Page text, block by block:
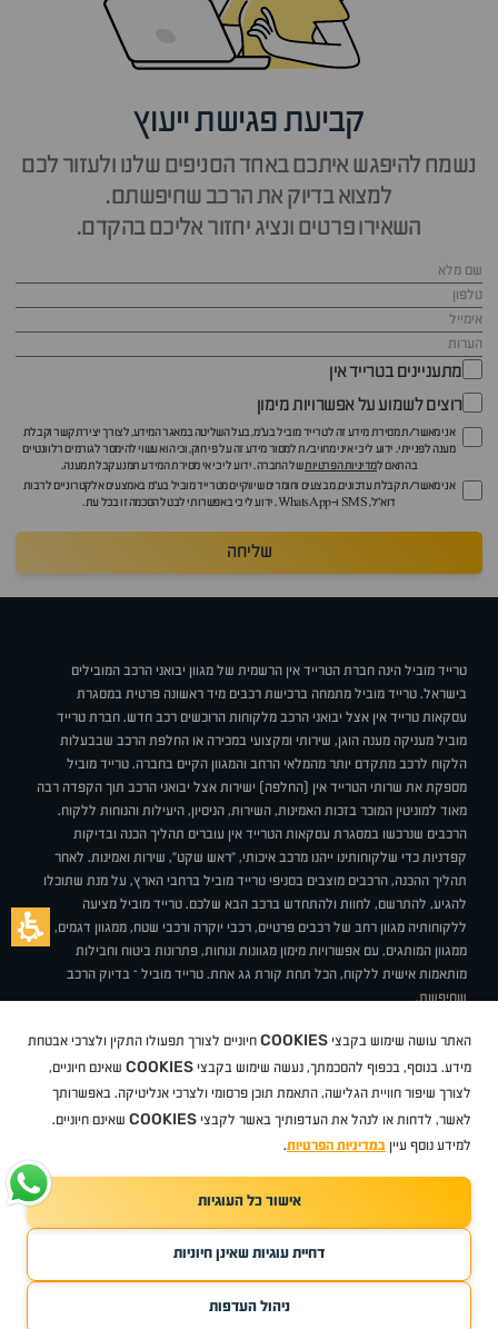
קביעת פגישת ייעוץ
נשמח להיפגש איתכם באחד הסניפים שלנו ולעזור לכם
למצוא בדיוק את הרכב שחיפשתם.
השאירו פרטים ונציג יחזור אליכם בהקדם.
מתעניינים בטרייד אין
רוצים לשמוע על אפשרויות מימון
אני מאשר/ת מסירת מידע זה לטרייד מוביל בע"מ, בעל השליטה במאגר המידע, לצורך יצירת קשר וקבלת
מענה לפנייתי. ידוע לי כי איני מחויב/ת למסור מידע זה על פי חוק, וכי הוא עשוי להימסר לגורמים רלוונטיים
בהתאם למדיניות הפרטיותשל החברה. ידוע לי כי אי מסירת המידע תמנע קבלת מענה.
אני מאשר/ת קבלת עדכונים, מבצעים וחומרים שיווקיים מטרייד מוביל בע"מ באמצעים אלקטרוניים לרבות
דוא״ל, SMS ו-WhatsApp. ידוע לי כי באפשרותי לבטל הסכמה זו בכל עת.
שליחה
טרייד מוביל הינה חברת הטרייד אין הרשמית של מגוון יבואני הרכב המובילים
בישראל. טרייד מוביל מתמחה ברכישת רכבים מיד ראשונה פרטית במסגרת
עסקאות טרייד אין אצל יבואני הרכב מלקוחות הרוכשים רכב חדש. חברת טרייד
מוביל מעניקה מענה הוגן, שירותי ומקצועי במכירה או החלפת הרכב שבבעלות
הלקוח לרכב מתקדם יותר מהמלאי הרחב והמגוון הקיים בחברה. טרייד מוביל
מספקת את שרותי הטרייד אין (החלפה) ישירות אצל יבואני הרכב תוך הקפדה רבה
מאוד למוניטין המוכר בזכות האמינות, השירות, הניסיון, היעילות והנוחות ללקוח.
הרכבים שנרכשו במסגרת עסקאות הטרייד אין עוברים תהליך הכנה ובדיקות
קפדניות כדי שלקוחותינו ייהנו מרכב איכותי, "ראש שקט", שירות ואמינות. לאחר
תהליך ההכנה, הרכבים מוצבים בסניפי טרייד מוביל ברחבי הארץ, על מנת שתוכלו
להגיע, להתרשם, לחוות ולהתחדש ברכב הבא שלכם. טרייד מוביל מציעה
ללקוחותיה מגוון רחב של רכבים פרטיים, רכבי יוקרה ורכבי שטח, ממגוון דגמים,
ממגוון המותגים, עם אפשרויות מימון מגוונות ונוחות, פתרונות ביטוח וחבילות
מותאמות אישית ללקוח, הכל תחת קורת גג אחת. טרייד מוביל – בדיוק הרכב
שחיפשת.
תקנוןBUY BACKמבצעיםמגזין טרייד מובילאיך זה עובד? דרושים
ניהול העדפות עוגיות
סיטרואן אופלפיג'וMG
Geelyמזדהבי ווי דיצ'רי טסלהניסאןטויוטהדאצ'יהפולקסווגןטסלה
ב מ וולקסוסאאודיסקודהיונדאירנושברולט
TradeMobile instagram
TradeMobile facebook
כל הזכויות שמורות טרייד מוביל2026
האתר עושה שימוש בקבצי COOKIES חיוניים לצורך תפעולו התקין ולצרכי אבטחת
מידע. בנוסף, בכפוף להסכמתך, נעשה שימוש בקבצי COOKIES שאינם חיוניים,
לצורך שיפור חוויית הגלישה, התאמת תוכן פרסומי ולצרכי אנליטיקה. באפשרותך
לאשר, לדחות או לנהל את העדפותיך באשר לקבצי COOKIES שאינם חיוניים.
למידע נוסף עיין במדיניות הפרטיות.
אישור כל העוגיות
דחיית עוגיות שאינן חיוניות
ניהול העדפות